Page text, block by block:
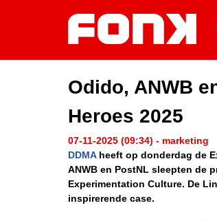
Odido, ANWB
Heroes 2025
07-11-2025 (09:34) - marketing
DDMAheeft op donderdag de
ANWB en PostNL sleepten de
Experimentation Culture. De
inspirerende case.